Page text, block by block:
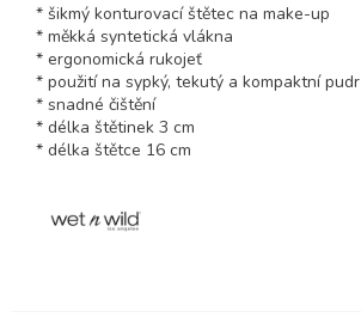
* šikmý konturovací štětec na make-up
* měkká syntetická vlákna
* ergonomická rukojeť
* použití na sypký, tekutý a kompaktní pudr
* snadné čištění
* délka štětinek 3 cm
* délka štětce 16 cm